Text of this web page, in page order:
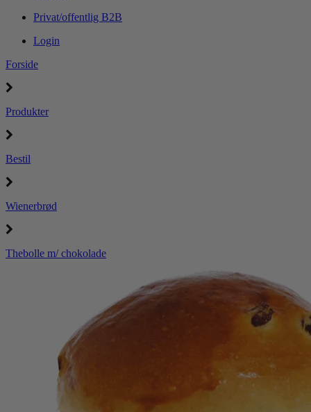
Privat/offentlig B2B
Login
Forside
Produkter
Bestil
Wienerbrød
Thebolle m/ chokolade